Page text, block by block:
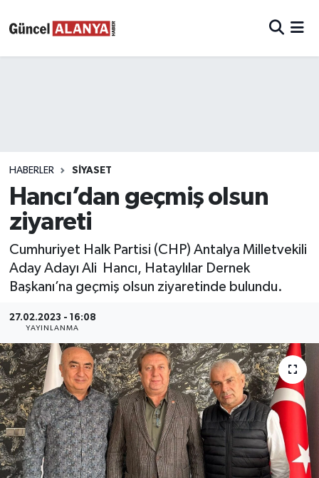
HABERLER SIYASET
Hancı’dan geçmiş olsun
ziyareti
Cumhuriyet Halk Partisi (CHP) Antalya Milletvekili
Aday Adayı Ali Hancı, Hataylılar Dernek
Başkanı’na geçmiş olsun ziyaretinde bulundu.
27.02.2023 - 16:08
YAYINLANMA